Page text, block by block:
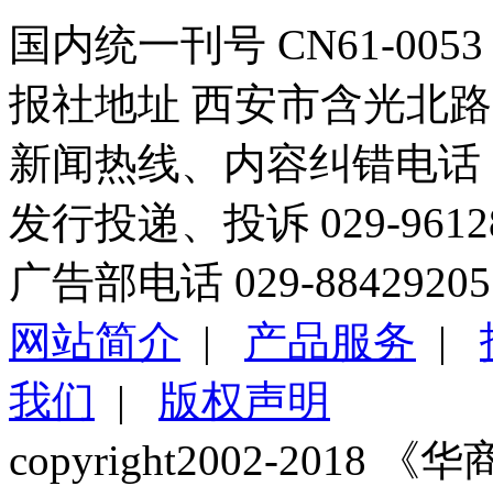
国内统一刊号 CN61-0053
报社地址 西安市含光北
新闻热线、内容纠错电话
发行投递、投诉 029-
广告部电话 029-88429205
网站简介 | 产品服务 |
我们 | 版权声明
copyright2002-2018 《华